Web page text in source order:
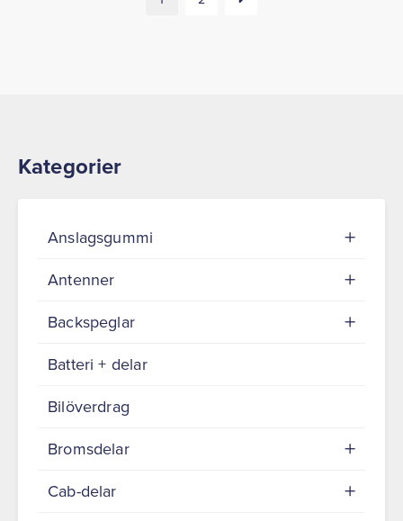
Kategorier
Anslagsgummi
Antenner
Backspeglar
Batteri + delar
Bilöverdrag
Bromsdelar
Cab-delar